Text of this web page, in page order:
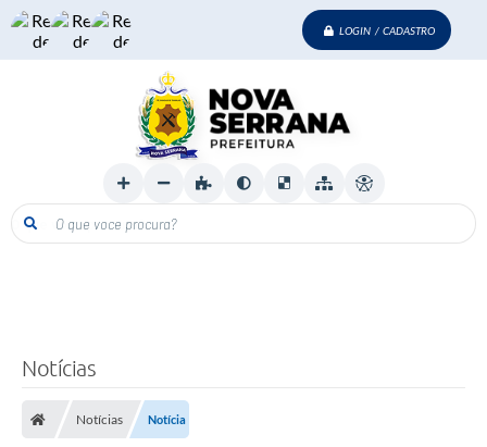
LOGIN / CADASTRO
O que voce procura?
Notícias
Notícias Notícia